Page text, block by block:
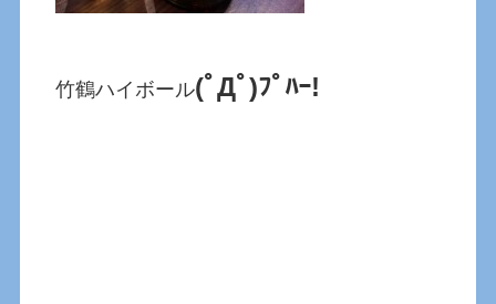
竹鶴ハイボール(ﾟДﾟ)ﾌﾟﾊｰ!